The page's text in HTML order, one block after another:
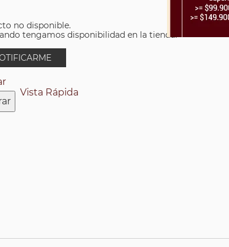
no disponible.
tengamos disponibilidad en la tienda.
Vista Rápida